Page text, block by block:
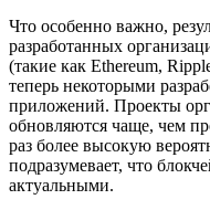
Что особенно важно,
разработанных
(такие как Ethereum,
теперь некоторыми
приложений. Проекты
обновляются чаще, чем
раз более высокую
подразумевает, что
актуальными.